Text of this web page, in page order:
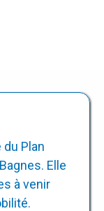
Plan
Elle
à venir